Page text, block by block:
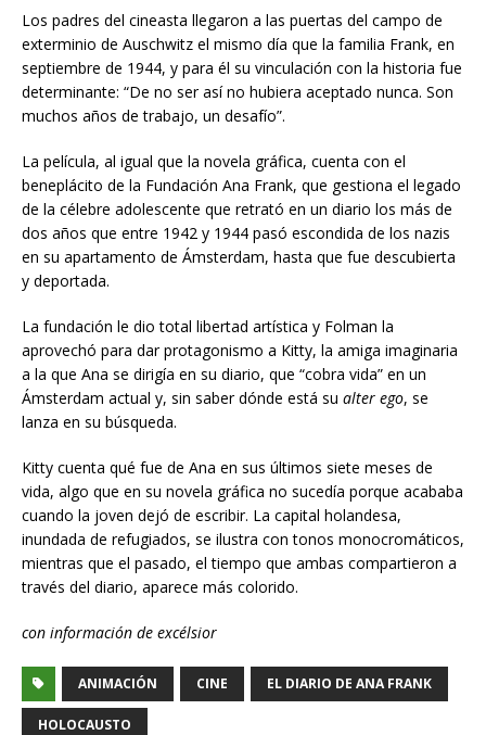
Los padres del cineasta llegaron a las puertas del campo de
exterminio de Auschwitz el mismo día que la familia Frank, en
septiembre de 1944, y para él su vinculación con la historia fue
determinante: “De no ser así no hubiera aceptado nunca. Son
muchos años de trabajo, un desafío”.
La película, al igual que la novela gráfica, cuenta con el
beneplácito de la Fundación Ana Frank, que gestiona el legado
de la célebre adolescente que retrató en un diario los más de
dos años que entre 1942 y 1944 pasó escondida de los nazis
en su apartamento de Ámsterdam, hasta que fue descubierta
y deportada.
La fundación le dio total libertad artística y Folman la
aprovechó para dar protagonismo a Kitty, la amiga imaginaria
a la que Ana se dirigía en su diario, que “cobra vida” en un
Ámsterdam actual y, sin saber dónde está su alter ego, se
lanza en su búsqueda.
Kitty cuenta qué fue de Ana en sus últimos siete meses de
vida, algo que en su novela gráfica no sucedía porque acababa
cuando la joven dejó de escribir. La capital holandesa,
inundada de refugiados, se ilustra con tonos monocromáticos,
mientras que el pasado, el tiempo que ambas compartieron a
través del diario, aparece más colorido.
con información de excélsior
ANIMACIÓN CINE EL DIARIO DE ANA FRANK
HOLOCAUSTO